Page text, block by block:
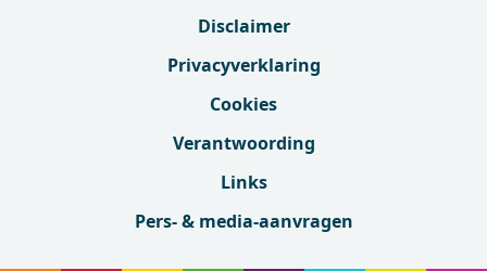
Disclaimer
Privacyverklaring
Cookies
Verantwoording
Links
Pers- & media-aanvragen